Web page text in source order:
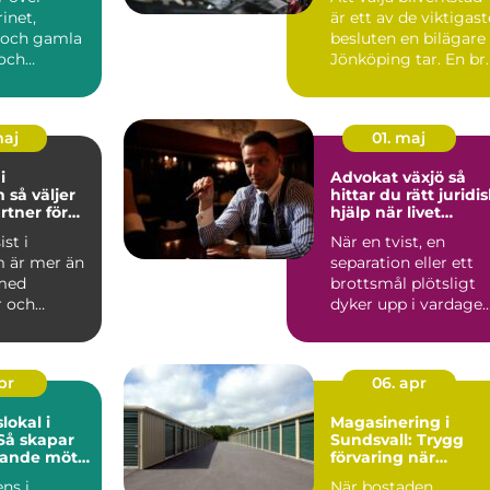
gamla
går a...
är ett av de
besluten en bilägare
Jönköping tar. En
för
i
är mer än
och
01. maj
Advokat växjö så
hittar du rätt
hjälp när livet
När en tvist, en
separation eller ett
brottsmål plötsligt
dyker upp i
i
skapar
möte
06. apr
Magasinering i
Sundsvall: Trygg
förvaring när